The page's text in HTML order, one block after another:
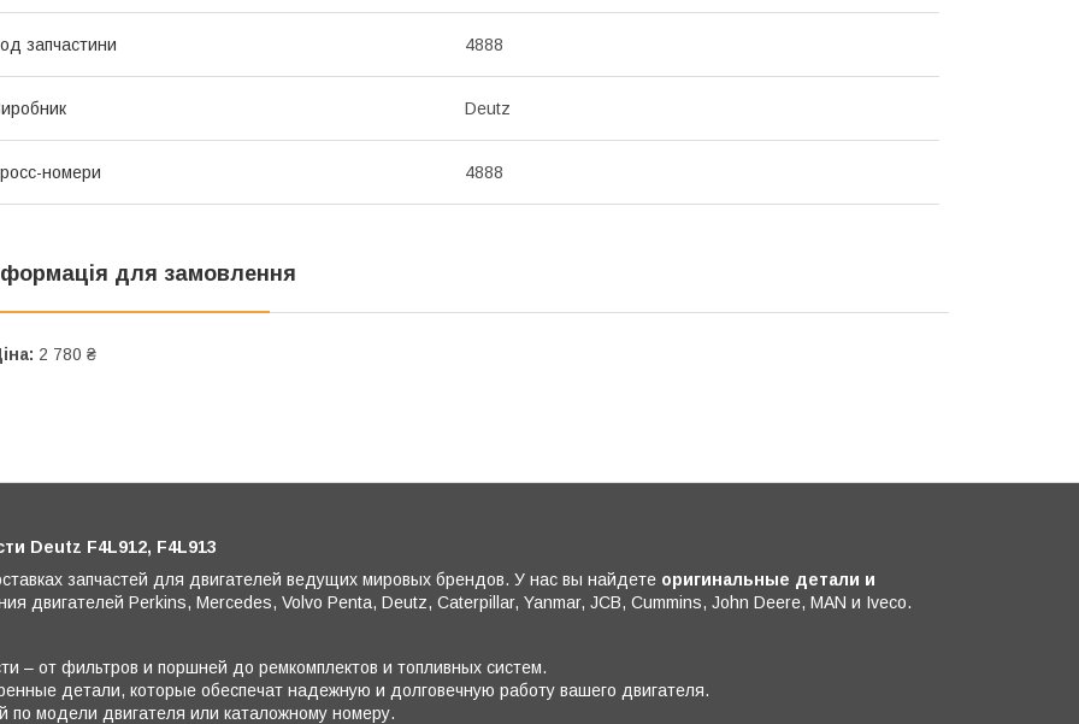
запчастини 4888
Deutz
номери 4888
для замовлення
2 780 ₴
Deutz F4L912, F4L913
запчастей для двигателей ведущих мировых брендов. У нас вы найдете оригинальные детали и
двигателей Perkins, Mercedes, Volvo Penta, Deutz, Caterpillar, Yanmar, JCB, Cummins, John Deere, MAN и Iveco.
– от фильтров и поршней до ремкомплектов и топливных систем.
детали, которые обеспечат надежную и долговечную работу вашего двигателя.
по модели двигателя или каталожному номеру.